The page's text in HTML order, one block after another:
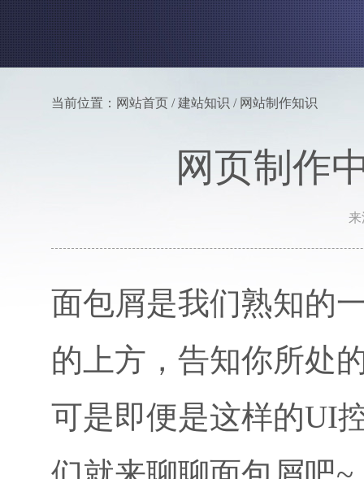
当前位置：网站首页 / 建站知识 / 网站制作知识
网页制作
来
面包屑是我们熟知的
的上方，告知你所处
可是即便是这样的UI